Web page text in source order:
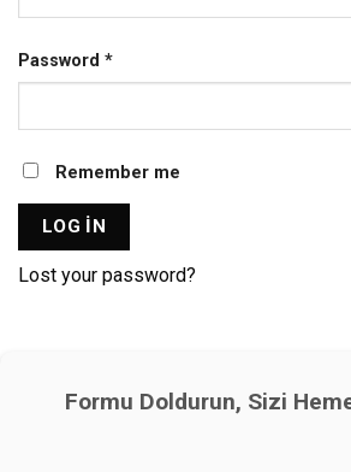
Password *
Remember me
LOG IN
Lost your password?
Formu Doldurun, Sizi